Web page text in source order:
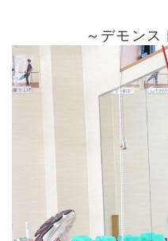
～デモンス